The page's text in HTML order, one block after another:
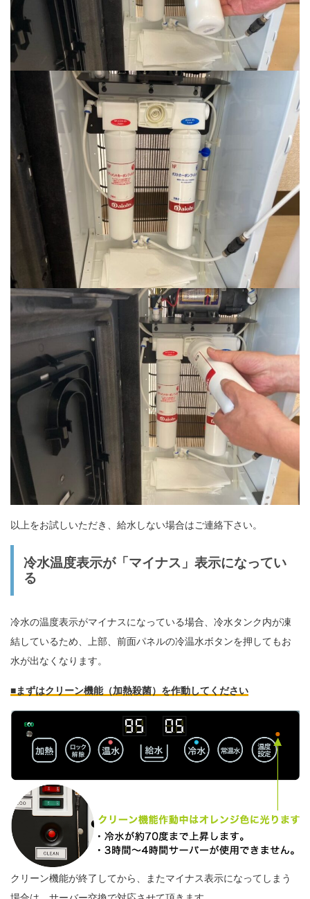
以上をお試しいただき、給水しない場合はご連絡下さい。
冷水温度表示が「マイナス」表示になってい
る
冷水の温度表示がマイナスになっている場合、冷水タンク内が凍
結しているため、上部、前面パネルの冷温水ボタンを押してもお
水が出なくなります。
■まずはクリーン機能（加熱殺菌）を作動してください
クリーン機能が終了してから、またマイナス表示になってしまう